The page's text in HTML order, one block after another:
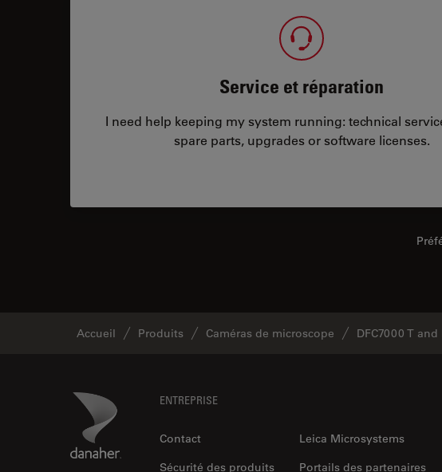
Service et réparation
I need help keeping my system running: technical
spare parts, upgrades or software licenses.
Accueil Produits Caméras de microscope DFC7000 T and
Danaher Logo ENTREPRISE
Contact
Leica Microsystems
Sécurité des produits
Portails des partenaires